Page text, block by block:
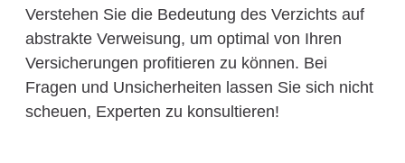
Verstehen Sie die Bedeutung des Verzichts auf
abstrakte Verweisung, um optimal von Ihren
Versicherungen profitieren zu können. Bei
Fragen und Unsicherheiten lassen Sie sich nicht
scheuen, Experten zu konsultieren!